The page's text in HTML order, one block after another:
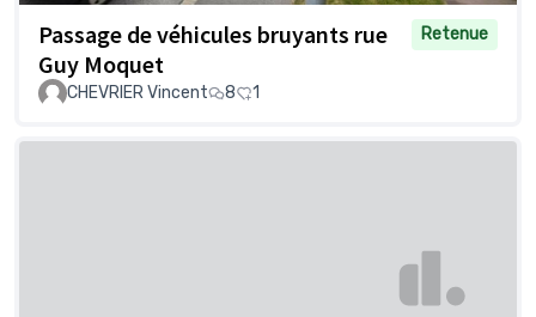
Passage de véhicules bruyants rue
Guy Moquet
Retenue
CHEVRIER Vincent 8 1